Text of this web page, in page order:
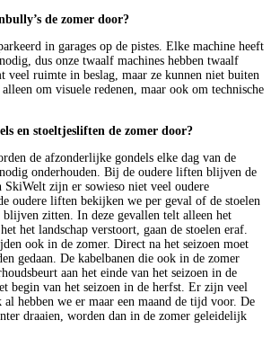
de zomer door?
in garages op de pistes. Elke machine heeft
dus onze twaalf machines hebben twaalf
veel ruimte in beslag, maar ze kunnen niet buiten
om visuele redenen, maar ook om technische
en stoeltjesliften de zomer door?
de afzonderlijke gondels elke dag van de
onderhouden. Bij de oudere liften blijven de
SkiWelt zijn er sowieso niet veel oudere
oudere liften bekijken we per geval of de stoelen
blijven zitten. In deze gevallen telt alleen het
het landschap verstoort, gaan de stoelen eraf.
ook in de zomer. Direct na het seizoen moet
gedaan. De kabelbanen die ook in de zomer
aan het einde van het seizoen in de
begin van het seizoen in de herfst. Er zijn veel
hebben we er maar een maand de tijd voor. De
draaien, worden dan in de zomer geleidelijk